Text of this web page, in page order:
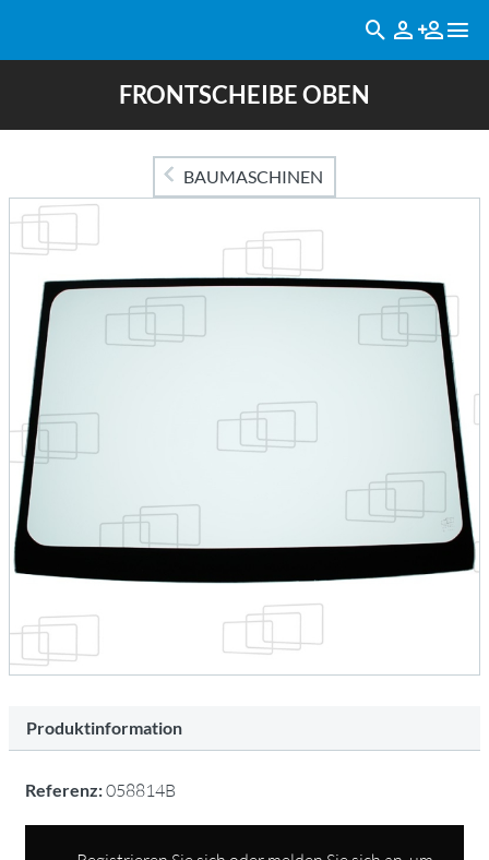
FRONTSCHEIBE OBEN
BAUMASCHINEN
Produktinformation
Referenz:058814B